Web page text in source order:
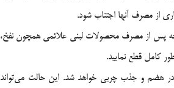
از مصرف آنها اجتناب شود.
پس از مصرف محصولات لبنی علائمی همچون نفخ،
کامل قطع نمایید.
در هضم و جذب چربی خواهد شد. این حالت می‌تواند